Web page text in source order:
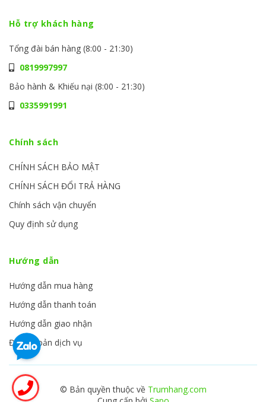
Hỗ trợ khách hàng
Tổng đài bán hàng (8:00 - 21:30)
0819997997
Bảo hành & Khiếu nại (8:00 - 21:30)
0335991991
Chính sách
CHÍNH SÁCH BẢO MẬT
CHÍNH SÁCH ĐỔI TRẢ HÀNG
Chính sách vận chuyển
Quy định sử dụng
Hướng dẫn
Hướng dẫn mua hàng
Hướng dẫn thanh toán
Hướng dẫn giao nhận
Điều khoản dịch vụ
© Bản quyền thuộc về Trumhang.com